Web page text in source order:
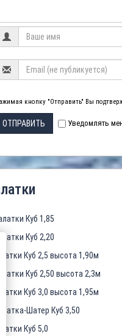
кнопку "Отправить" Вы
ОТПРАВИТЬ Уведомлять
Куб 1,85
Куб 2,20
Куб 2,5 высота 1,90м
Куб 2,50 высота 2,3м
Куб 3,0 высота 1,95м
Шатер Куб 3,50
Куб 5,0